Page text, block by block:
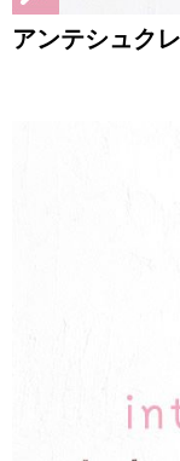
アンテシュク